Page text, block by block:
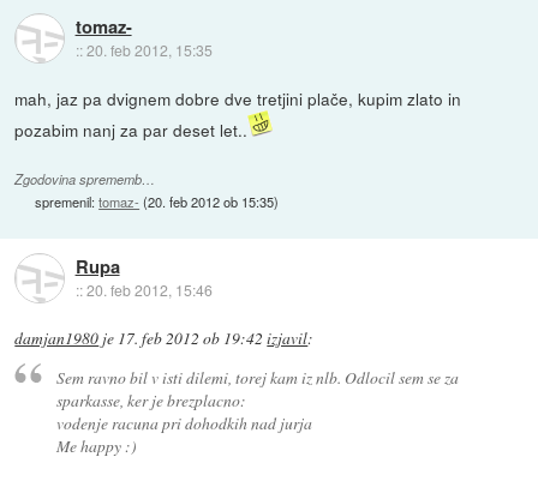
tomaz-
::20. feb 2012, 15:35
mah, jaz pa dvignem dobre dve tretjini plače, kupim zlato in
pozabim nanj za par deset let..
Zgodovina sprememb…
spremenil:tomaz- (20. feb 2012 ob 15:35)
Rupa
::20. feb 2012, 15:46
damjan1980 je 17. feb 2012 ob 19:42 izjavil:
Sem ravno bil v isti dilemi, torej kam iz nlb. Odlocil sem se za
sparkasse, ker je brezplacno:
vodenje racuna pri dohodkih nad jurja
Me happy :)